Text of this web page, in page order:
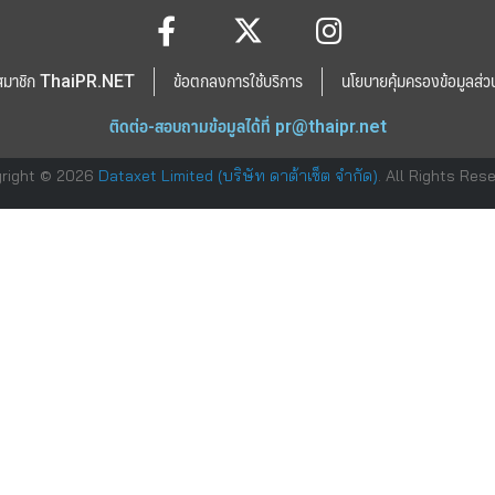
มาชิก ThaiPR.NET ข้อตกลงการใช้บริการ นโยบายคุ้มครองข้อมูลส่
ติดต่อ-สอบถามข้อมูลได้ที่ pr@thaipr.net
© 2026 Dataxet Limited (บริษัท ดาต้าเซ็ต จำกัด). All Rights